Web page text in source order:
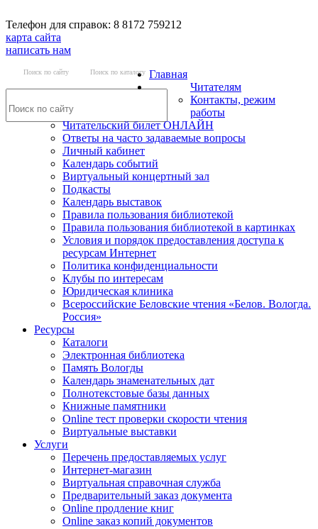
Телефон для справок: 8 8172 759212
карта сайта
написать нам
Поиск по сайту Поиск по каталогу Главная
Читателям
Контакты, режим
работы
Читательский билет ОНЛАЙН
Ответы на часто задаваемые вопросы
Личный кабинет
Календарь событий
Виртуальный концертный зал
Подкасты
Календарь выставок
Правила пользования библиотекой
Правила пользования библиотекой в картинках
Условия и порядок предоставления доступа к
ресурсам Интернет
Политика конфиденциальности
Клубы по интересам
Юридическая клиника
Всероссийские Беловские чтения «Белов. Вологда.
Россия»
Ресурсы
Каталоги
Электронная библиотека
Память Вологды
Календарь знаменательных дат
Полнотекстовые базы данных
Книжные памятники
Online тест проверки скорости чтения
Виртуальные выставки
Услуги
Перечень предоставляемых услуг
Интернет-магазин
Виртуальная справочная служба
Предварительный заказ документа
Online продление книг
Online заказ копий документов